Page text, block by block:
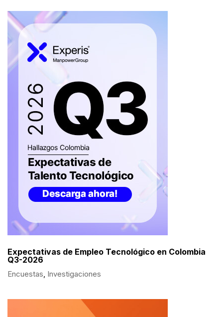
Expectativas de Empleo Tecnológico en Colombia
Q3-2026
Encuestas, Investigaciones